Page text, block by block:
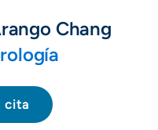
Chang
cita